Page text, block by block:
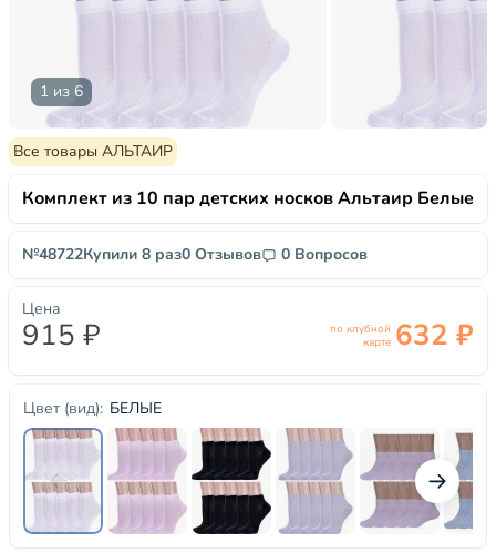
1 из 6
Все товары АЛЬТАИР
Комплект из 10 пар детских носков Альтаир Белые
№48722Купили 8 раз0 Отзывов 0 Вопросов
Цвет (вид): БЕЛЫЕ
Цена
915 ₽
по клубной
карте 632 ₽